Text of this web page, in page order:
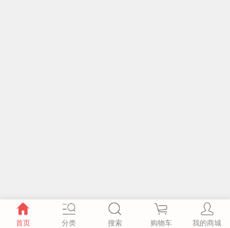
首页 分类 搜索 购物车 我的商城